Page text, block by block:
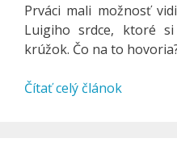
Prváci mali možnosť
Luigiho srdce, ktoré
krúžok. Čo na to
Čítať celý článok